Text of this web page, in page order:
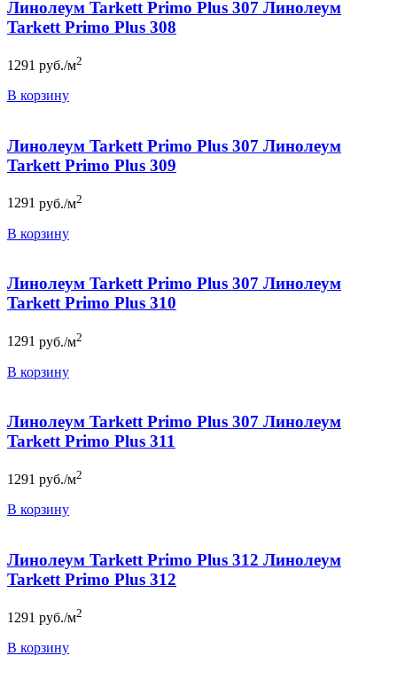
Линолеум Tarkett Primo Plus 307 Линолеум
Tarkett Primo Plus 308
1291 руб./м2
В корзину
Линолеум Tarkett Primo Plus 307 Линолеум
Tarkett Primo Plus 309
1291 руб./м2
В корзину
Линолеум Tarkett Primo Plus 307 Линолеум
Tarkett Primo Plus 310
1291 руб./м2
В корзину
Линолеум Tarkett Primo Plus 307 Линолеум
Tarkett Primo Plus 311
1291 руб./м2
В корзину
Линолеум Tarkett Primo Plus 312 Линолеум
Tarkett Primo Plus 312
1291 руб./м2
В корзину